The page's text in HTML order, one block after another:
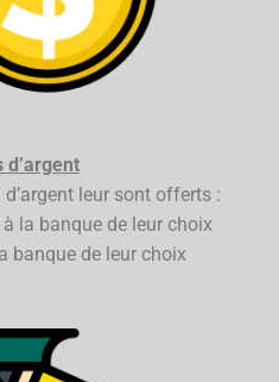
d’argent
leur sont offerts :
la banque de leur choix
banque de leur choix